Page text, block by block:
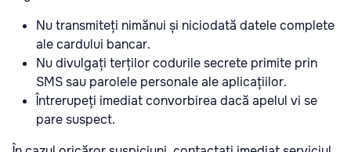
Nu transmiteți nimănui și niciodată datele complete
ale cardului bancar.
Nu divulgați terților codurile secrete primite prin
SMS sau parolele personale ale aplicațiilor.
Întrerupeți imediat convorbirea dacă apelul vi se
pare suspect.